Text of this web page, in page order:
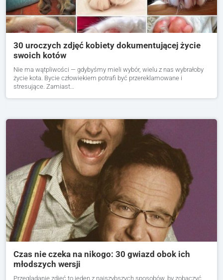
30 uroczych zdjęć kobiety dokumentującej życie
swoich kotów
Nie ma wątpliwości — gdybyśmy mieli wybór, wielu z nas wybrałoby
życie kota. Bycie człowiekiem potrafi być przereklamowane i
stresujące. Zamiast…
Czas nie czeka na nikogo: 30 gwiazd obok ich
młodszych wersji
Przeglądanie zdjęć to jeden z najszybszych sposobów, by zobaczyć,